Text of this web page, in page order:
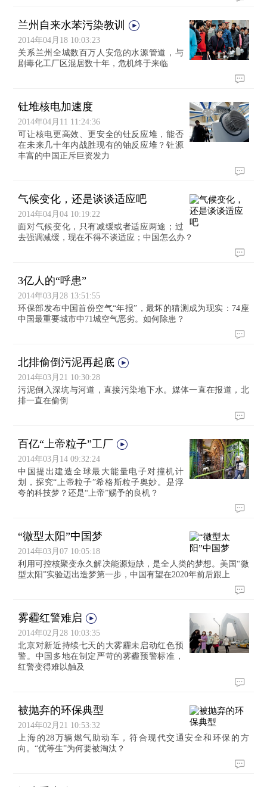
兰州自来水苯污染教训
2014年04月18 10:03:23
关系兰州全城数百万人安危的水源管道，与
剧毒化工厂区混居数十年，危机终于来临
钍堆核电加速度
2014年04月11 11:24:36
可让核电更高效、更安全的钍反应堆，能否
在未来几十年内战胜现有的铀反应堆？钍源
丰富的中国正斥巨资发力
气候变化，还是谈谈适应吧
2014年04月04 10:19:22
面对气候变化，只有减缓或者适应两途；过
去强调减缓，现在不得不谈适应；中国怎么办？
3亿人的“呼患”
2014年03月28 13:51:55
环保部发布中国首份空气“年报”，最坏的猜测成为现实：74座
中国最重要城市中71城空气恶劣。如何除患？
北排偷倒污泥再起底
2014年03月21 10:30:28
污泥倒入深坑与河道，直接污染地下水。媒体一直在报道，北
排一直在偷倒
百亿“上帝粒子”工厂
2014年03月14 09:32:24
中国提出建造全球最大能量电子对撞机计
划，探究“上帝粒子”希格斯粒子奥妙。是浮
夸的科技梦？还是“上帝”赐予的良机？
“微型太阳”中国梦
2014年03月07 10:05:18
利用可控核聚变永久解决能源短缺，是全人类的梦想。美国“微
型太阳”实验迈出造梦第一步，中国有望在2020年前后跟上
雾霾红警难启
2014年02月28 10:03:35
北京对新近持续七天的大雾霾未启动红色预
警。中国多地在制定严苛的雾霾预警标准，
红警变得难以触及
被抛弃的环保典型
2014年02月21 10:53:32
上海的28万辆燃气助动车，符合现代交通安全和环保的方
向。“优等生”为何要被淘汰？